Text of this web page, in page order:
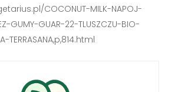
COCONUT-MILK-NAPOJ-
GUMY-GUAR-22-TLUSZCZU-BIO-
TERRASANA,p,814.html